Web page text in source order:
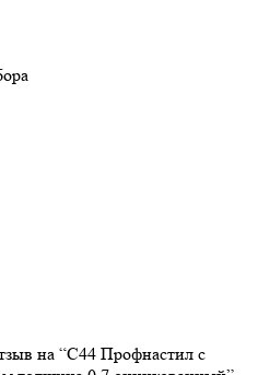
на “С44 Профнастил с